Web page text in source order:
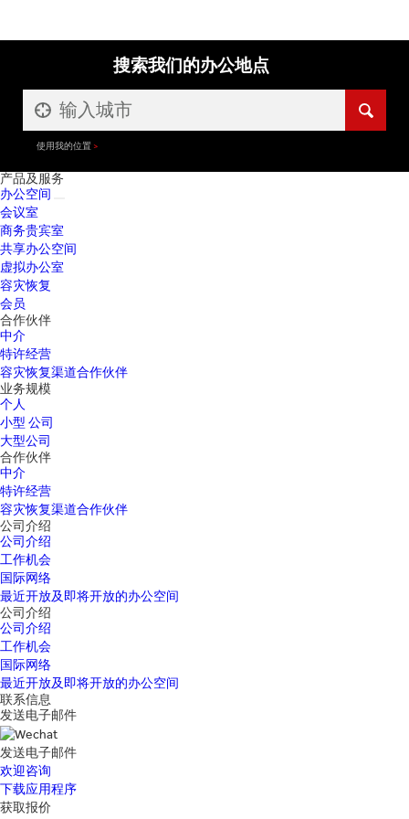
搜索我们的办公地点
使用我的位置
产品及服务
办公空间
会议室
商务贵宾室
共享办公空间
虚拟办公室
容灾恢复
会员
合作伙伴
中介
特许经营
容灾恢复渠道合作伙伴
业务规模
个人
小型 公司
大型公司
合作伙伴
中介
特许经营
容灾恢复渠道合作伙伴
公司介绍
公司介绍
工作机会
国际网络
最近开放及即将开放的办公空间
公司介绍
公司介绍
工作机会
国际网络
最近开放及即将开放的办公空间
联系信息
发送电子邮件
发送电子邮件
欢迎咨询
下载应用程序
获取报价